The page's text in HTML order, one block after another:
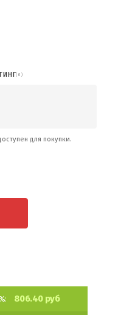
( 0 )
для покупки.
806.40 руб